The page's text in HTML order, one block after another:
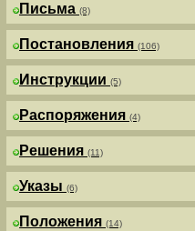
Письма (8)
Постановления (106)
Инструкции (5)
Распоряжения (4)
Решения (11)
Указы (6)
Положения (14)